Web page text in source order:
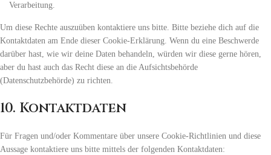
Verarbeitung.
Um diese Rechte auszuüben kontaktiere uns bitte. Bitte beziehe dich auf die
Kontaktdaten am Ende dieser Cookie-Erklärung. Wenn du eine Beschwerde
darüber hast, wie wir deine Daten behandeln, würden wir diese gerne hören,
aber du hast auch das Recht diese an die Aufsichtsbehörde
(Datenschutzbehörde) zu richten.
10. Kontaktdaten
Für Fragen und/oder Kommentare über unsere Cookie-Richtlinien und diese
Aussage kontaktiere uns bitte mittels der folgenden Kontaktdaten: